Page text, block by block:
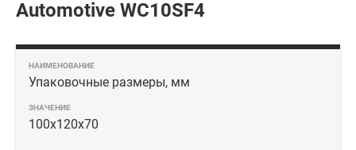
Automotive WC10SF4
Упаковочные размеры, мм
100x120x70